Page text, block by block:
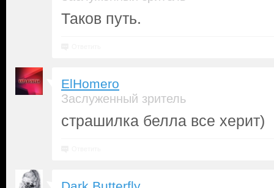
Таков путь.
ElHomero
Заслуженный зритель
страшилка белла все херит)